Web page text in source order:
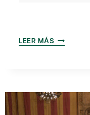
LEER MÁS “CIÈNCIA
ALS
ESTATS